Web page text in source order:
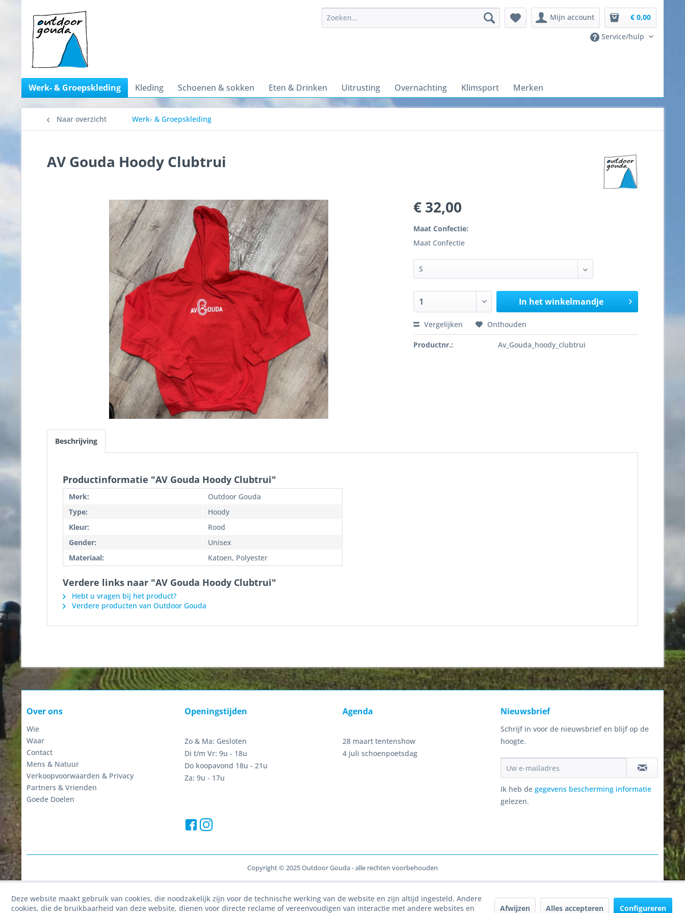
Mijn account
€ 0,00
Service/hulp
Werk- & Groepskleding Kleding Schoenen & sokken Eten & Drinken Uitrusting Overnachting Klimsport Merken
Naar overzicht Werk- & Groepskleding
AV Gouda Hoody Clubtrui
€ 32,00
Maat Confectie:
Maat Confectie
In het winkelmandje
Vergelijken Onthouden
Productnr.: Av_Gouda_hoody_clubtrui
Beschrijving
Productinformatie "AV Gouda Hoody Clubtrui"
Merk:
Outdoor Gouda
Type:
Hoody
Kleur:
Rood
Gender:
Unisex
Materiaal:
Katoen, Polyester
Verdere links naar "AV Gouda Hoody Clubtrui"
Hebt u vragen bij het product?
Verdere producten van Outdoor Gouda
Over ons
Wie
Waar
Contact
Mens & Natuur
Verkoopvoorwaarden & Privacy
Partners & Vrienden
Goede Doelen
Openingstijden
Zo & Ma: Gesloten
Di t/m Vr: 9u - 18u
Do koopavond 18u - 21u
Za: 9u - 17u
Agenda
28 maart tentenshow
4 juli schoenpoetsdag
Nieuwsbrief
Schrijf in voor de nieuwsbrief en blijf op de
hoogte.
Ik heb de gegevens bescherming informatie
gelezen.
Copyright © 2025 Outdoor Gouda - alle rechten voorbehouden
Deze website maakt gebruik van cookies, die noodzakelijk zijn voor de technische werking van de website en zijn altijd ingesteld. Andere
cookies, die de bruikbaarheid van deze website, dienen voor directe reclame of vereenvoudigen van interactie met andere websites en
Afwijzen Alles accepteren Configureren